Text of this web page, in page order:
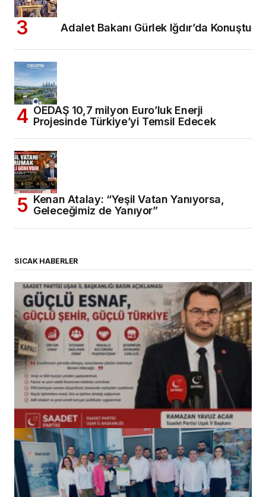
Adalet Bakanı Gürlek Iğdır’da Konuştu
OEDAŞ 10,7 milyon Euro’luk Enerji
Projesinde Türkiye’yi Temsil Edecek
Kenan Atalay: “Yeşil Vatan Yanıyorsa,
Geleceğimiz de Yanıyor”
SICAK HABERLER
(başlıksız)
Alaattin Karahan tarafından 14/07/2026